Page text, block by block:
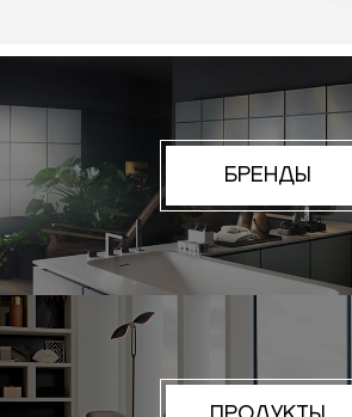
БРЕНДЫ